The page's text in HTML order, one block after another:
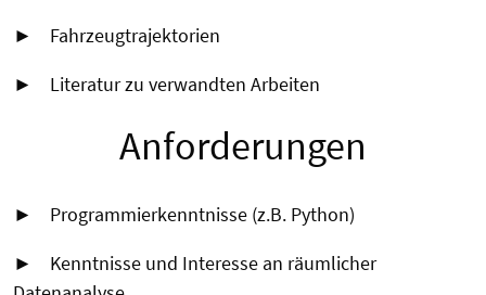
► Fahrzeugtrajektorien
► Literatur zu verwandten Arbeiten
Anforderungen
► Programmierkenntnisse (z.B. Python)
► Kenntnisse und Interesse an räumlicher